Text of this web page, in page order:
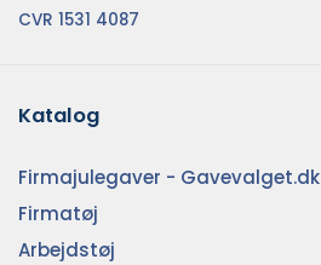
CVR 1531 4087
Katalog
Firmajulegaver - Gavevalget.dk
Firmatøj
Arbejdstøj